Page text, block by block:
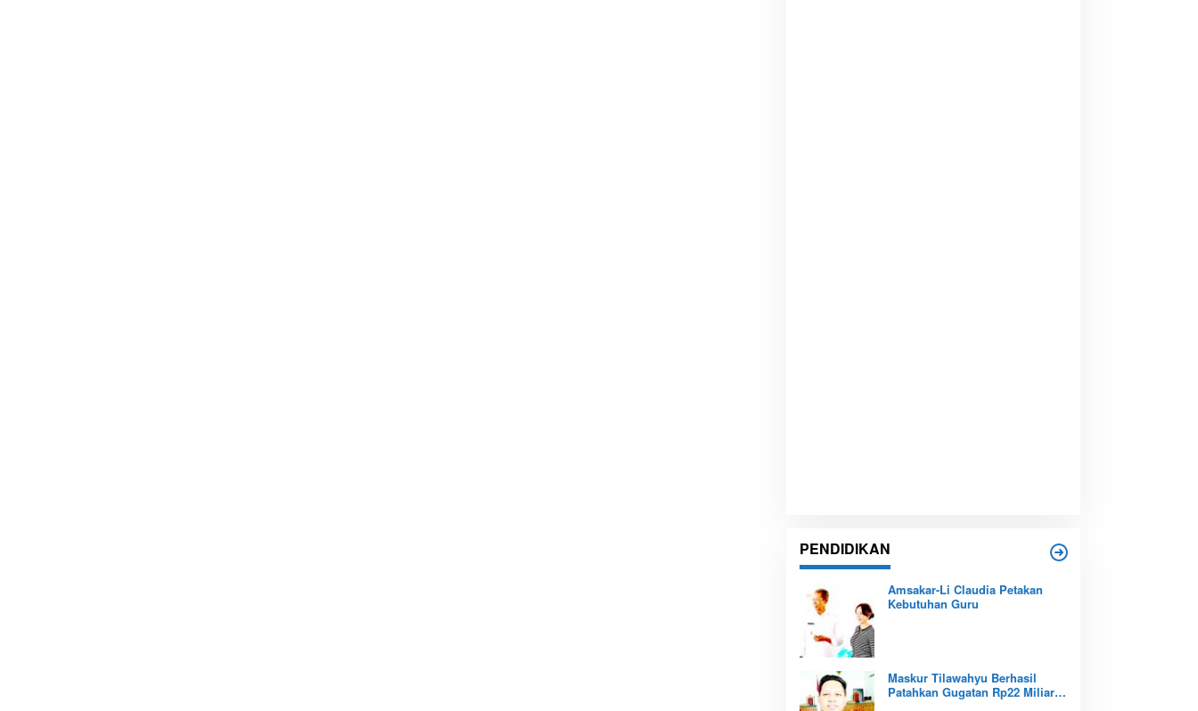
PENDIDIKAN
Amsakar-Li Claudia Petakan
Kebutuhan Guru
Maskur Tilawahyu Berhasil
Patahkan Gugatan Rp22 Miliar,